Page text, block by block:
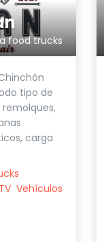
food trucks
tipo de
carga
Vehículos